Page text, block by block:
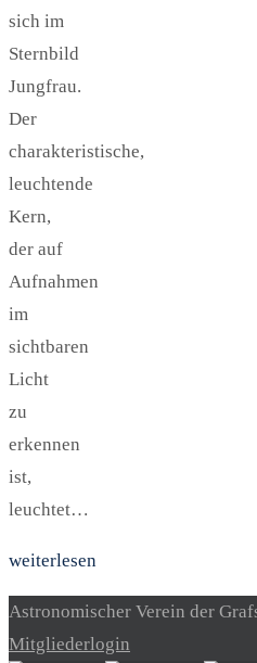
sich im
Sternbild
Jungfrau.
Der
charakteristische,
leuchtende
Kern,
der auf
Aufnahmen
im
sichtbaren
Licht
zu
erkennen
ist,
leuchtet…
weiterlesen
Astronomischer Verein der
Mitgliederlogin